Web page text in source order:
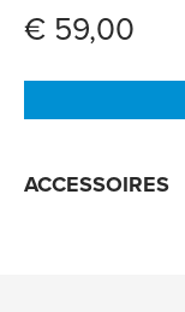
€ 59,00
ACCESSOIRES